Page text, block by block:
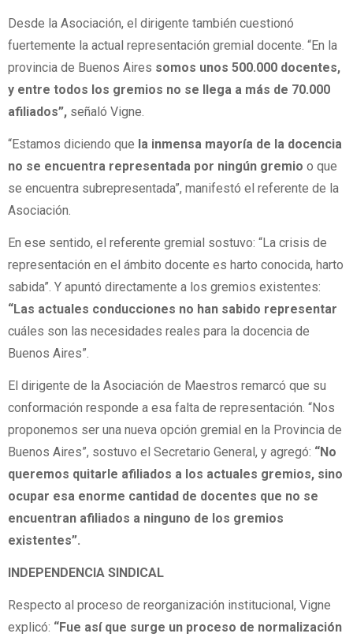
Desde la Asociación, el dirigente también cuestionó
fuertemente la actual representación gremial docente. “En la
provincia de Buenos Aires somos unos 500.000 docentes,
y entre todos los gremios no se llega a más de 70.000
afiliados”, señaló Vigne.
“Estamos diciendo que la inmensa mayoría de la docencia
no se encuentra representada por ningún gremio o que
se encuentra subrepresentada”, manifestó el referente de la
Asociación.
En ese sentido, el referente gremial sostuvo: “La crisis de
representación en el ámbito docente es harto conocida, harto
sabida”. Y apuntó directamente a los gremios existentes:
“Las actuales conducciones no han sabido representar
cuáles son las necesidades reales para la docencia de
Buenos Aires”.
El dirigente de la Asociación de Maestros remarcó que su
conformación responde a esa falta de representación. “Nos
proponemos ser una nueva opción gremial en la Provincia de
Buenos Aires”, sostuvo el Secretario General, y agregó: “No
queremos quitarle afiliados a los actuales gremios, sino
ocupar esa enorme cantidad de docentes que no se
encuentran afiliados a ninguno de los gremios
existentes”.
INDEPENDENCIA SINDICAL
Respecto al proceso de reorganización institucional, Vigne
explicó: “Fue así que surge un proceso de normalización